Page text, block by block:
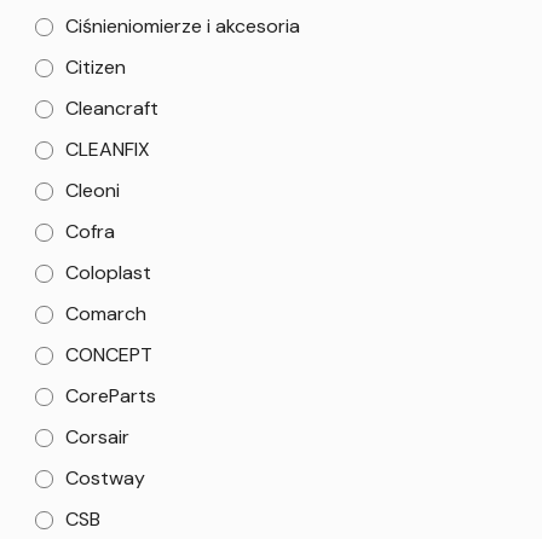
Ciśnieniomierze i akcesoria
Citizen
Cleancraft
CLEANFIX
Cleoni
Cofra
Coloplast
Comarch
CONCEPT
CoreParts
Corsair
Costway
CSB